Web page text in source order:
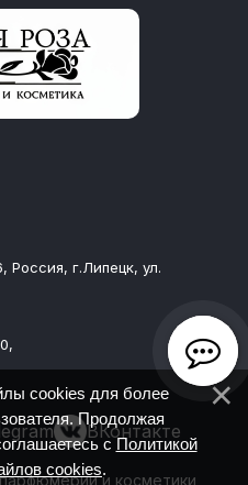
Россия, г.Липецк, ул.
ВКонтакте
и косметики
cookies для более
Продолжая
сПолитикой
cookies.